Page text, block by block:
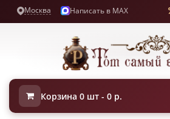
Москва Написать в MAX
Корзина 0 шт - 0 р.